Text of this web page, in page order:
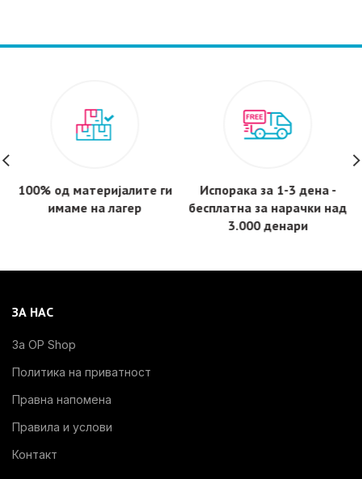
100% од материјалите ги
имаме на лагер
Испорака за 1-3 дена -
бесплатнa за нарачки над
3.000 денари
ЗА НАС
За OP Shop
Политика на приватност
Правна напомена
Правила и услови
Контакт